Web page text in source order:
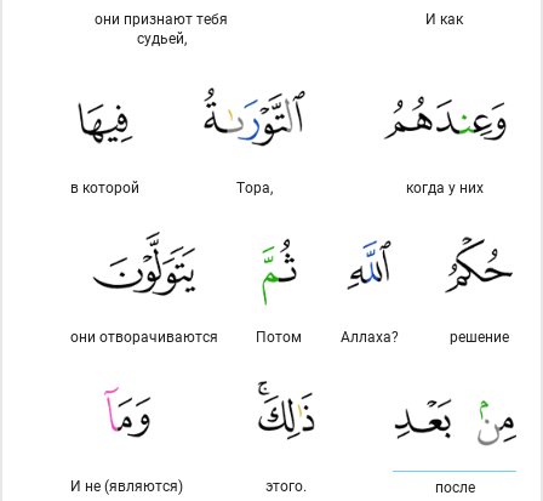
И как
они признают тебя
судьей,
когда у них
Тора,
в которой
решение
Аллаха?
Потом
они отворачиваются
после
этого.
И не (являются)